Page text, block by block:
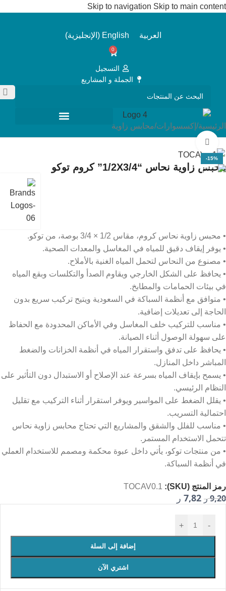
Skip to navigation Skip to main content
العربية English
( الإنجليزية)
0
التسجيل
الجملة و المشاريع
الرئيسية/ إكسسوارات/محابس زاوية
-15%
محبس زاوية نحاس “1/2X3/4” كروم توكو
• محبس زاوية نحاس كروم، مقاس 1/2 × 3/4 بوصة، من توكو.
• يوفر إيقاف دقيق للمياه في المغاسل والمعدات الصحية.
• مصنوع من النحاس لتحمل المياه الغنية بالأملاح.
• يحافظ على الشكل الخارجي ويقاوم الصدأ والتكلسات وبقع المياه
في بيئات الحمامات والمطابخ.
• متوافق مع أنظمة السباكة في السعودية ويتيح تركيب سريع بدون
الحاجة إلى تعديلات إضافية.
• مناسب للتركيب خلف المغاسل وفي الأماكن المحدودة مع الحفاظ
على سهولة الوصول أثناء الصيانة.
• يحافظ على تدفق واستقرار المياه في أنظمة الخزانات والضغط
المباشر داخل المنازل.
• يسمح بإيقاف المياه بسرعة عند الإصلاح أو الاستبدال دون التأثير على
النظام الرئيسي.
• يقلل الضغط على المواسير ويوفر استقرار أثناء التركيب مع تقليل
احتمالية التسريب.
• مناسب للفلل والشقق والمشاريع التي تحتاج محابس زاوية نحاس
تتحمل الاستخدام المستمر.
• من منتجات توكو، يأتي داخل عبوة محكمة ومصمم للاستخدام العملي
في أنظمة السباكة.
رمز المنتج (SKU): TOCAV0.1
9,20 ر 7,82 ر
-
+
إضافة إلى السلة
اشتري الآن